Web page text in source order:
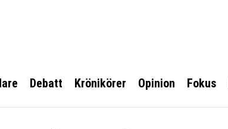
Debatt Krönikörer Opinion Fokus